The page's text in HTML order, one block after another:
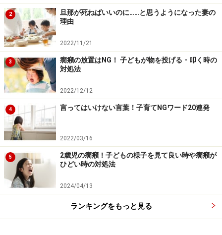
2
旦那が死ねばいいのに……と思うようになった妻の
理由
2022/11/21
3
癇癪の放置はNG！ 子どもが物を投げる・叩く時の
対処法
2022/12/12
4 言ってはいけない言葉！子育てNGワード20連発
2022/03/16
5
2歳児の癇癪！子どもの様子を見て良い時や癇癪が
ひどい時の対処法
2024/04/13
ランキングをもっと見る